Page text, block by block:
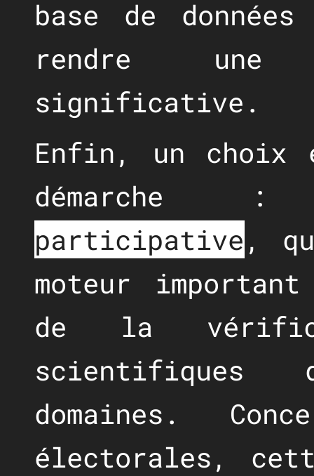
base de
rendre une
significative.
Enfin, un choix
participative ,
moteur
de la
scientifiques
domaines.
électorales,